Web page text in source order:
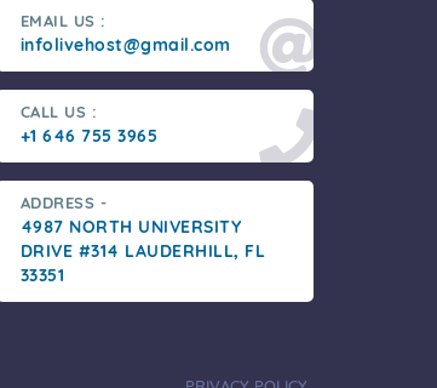
EMAIL US :
infolivehost@gmail.com
CALL US :
+1 646 755 3965
ADDRESS -
4987 NORTH UNIVERSITY
DRIVE #314 LAUDERHILL, FL
33351